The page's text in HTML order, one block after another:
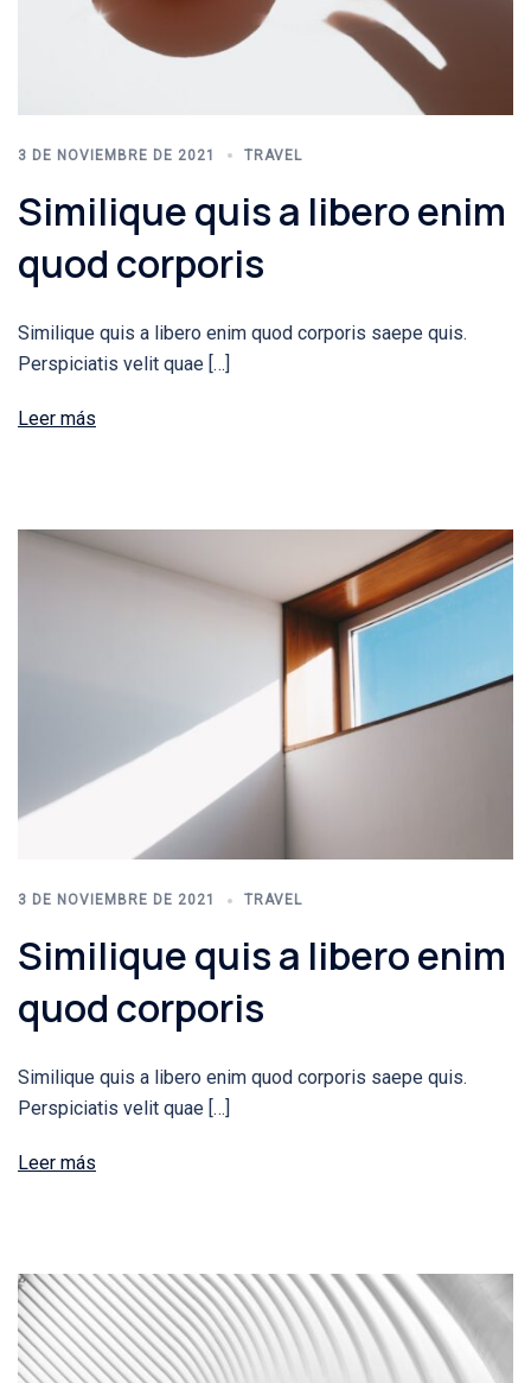
3 DE NOVIEMBRE DE 2021 TRAVEL
Similique quis a libero enim
quod corporis
Similique quis a libero enim quod corporis saepe quis.
Perspiciatis velit quae […]
Leer más
3 DE NOVIEMBRE DE 2021 TRAVEL
Similique quis a libero enim
quod corporis
Similique quis a libero enim quod corporis saepe quis.
Perspiciatis velit quae […]
Leer más